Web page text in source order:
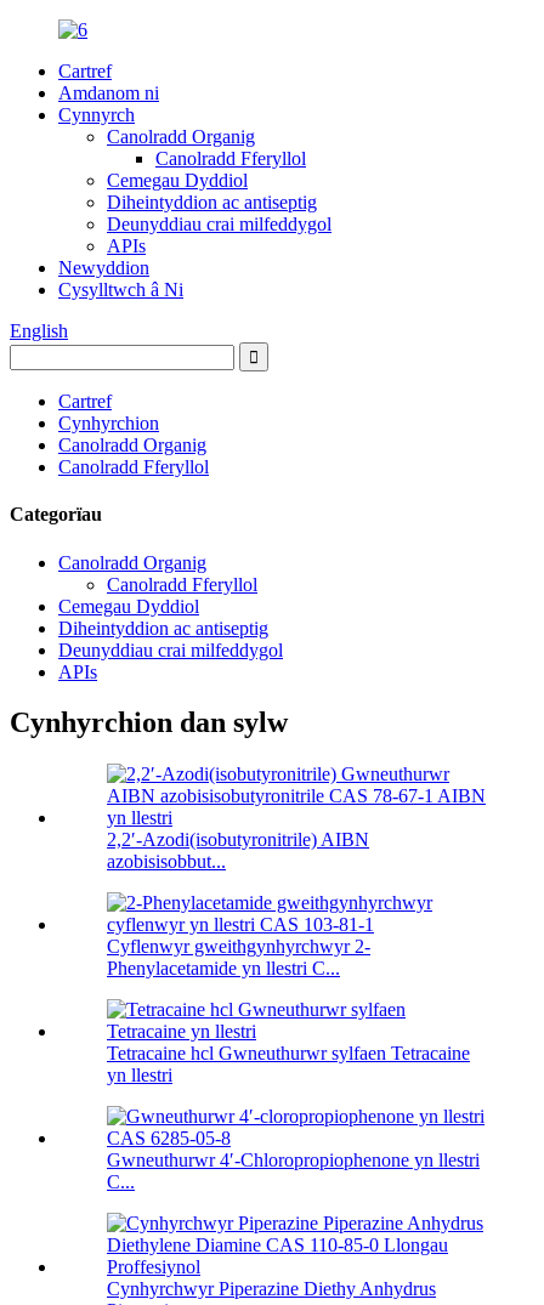
Cartref
Amdanom ni
Cynnyrch
Canolradd Organig
Canolradd Fferyllol
Cemegau Dyddiol
Diheintyddion ac antiseptig
Deunyddiau crai milfeddygol
APIs
Newyddion
Cysylltwch â Ni
English
Cartref
Cynhyrchion
Canolradd Organig
Canolradd Fferyllol
Categorïau
Canolradd Organig
Canolradd Fferyllol
Cemegau Dyddiol
Diheintyddion ac antiseptig
Deunyddiau crai milfeddygol
APIs
Cynhyrchion dan sylw
2,2′-Azodi(isobutyronitrile) AIBN
azobisisobbut...
Cyflenwyr gweithgynhyrchwyr 2-
Phenylacetamide yn llestri C...
Tetracaine hcl Gwneuthurwr sylfaen Tetracaine
yn llestri
Gwneuthurwr 4′-Chloropropiophenone yn llestri
C...
Cynhyrchwyr Piperazine Diethy Anhydrus